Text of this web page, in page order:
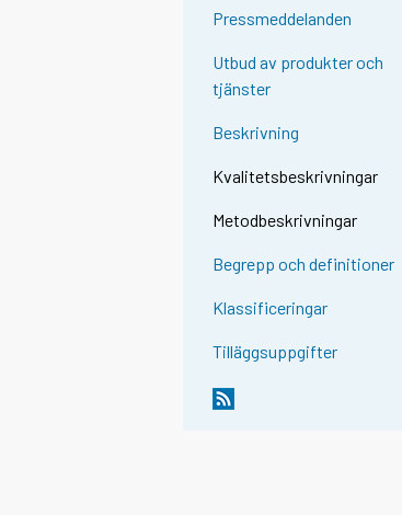
Pressmeddelanden
Utbud av produkter och
tjänster
Beskrivning
Kvalitetsbeskrivningar
Metodbeskrivningar
Begrepp och definitioner
Klassificeringar
Tilläggsuppgifter